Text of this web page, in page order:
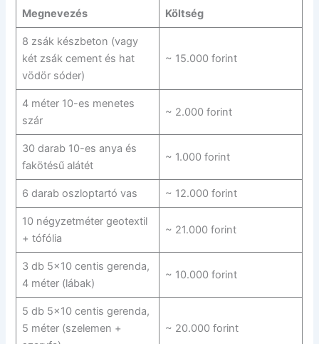
Megnevezés Költség
8 zsák készbeton (vagy
két zsák cement és hat
vödör sóder)
~ 15.000 forint
4 méter 10-es menetes
szár
~ 2.000 forint
30 darab 10-es anya és
fakötésű alátét
~ 1.000 forint
6 darab oszloptartó vas ~ 12.000 forint
10 négyzetméter geotextil
+ tófólia
~ 21.000 forint
3 db 5×10 centis gerenda,
4 méter (lábak)
~ 10.000 forint
5 db 5×10 centis gerenda,
5 méter (szelemen +
~ 20.000 forint